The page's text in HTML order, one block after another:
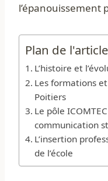
l’épanouissement
Plan de l'article
L’histoire et
Les formations et
Poitiers
Le pôle
communication
L’insertion
de l’école